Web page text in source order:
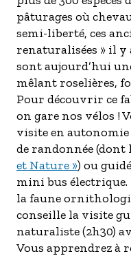
pâturages où
semi-liberté, ces
renaturalisées » il y
sont aujourd’hui
mêlant roselières,
Pour découvrir ce
on gare nos vélos !
visite en autonomie
de randonnée (dont
et Nature ») ou
mini bus
la faune
conseille la visite
naturaliste (2h30)
Vous apprendrez à